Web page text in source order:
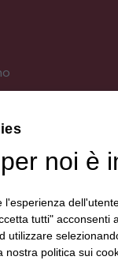
e accessori
noi è
tutti" acconsenti
utilizzare
politica sui